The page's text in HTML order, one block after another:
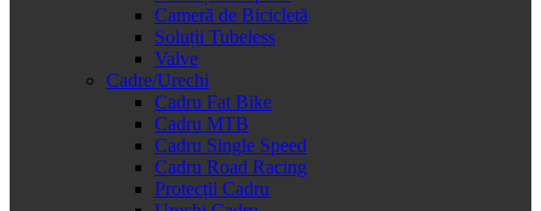
Cameră de Bicicletă
Soluții Tubeless
Valve
Cadre/Urechi
Cadru Fat Bike
Cadru MTB
Cadru Single Speed
Cadru Road Racing
Protecții Cadru